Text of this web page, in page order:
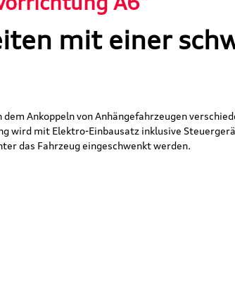
mit einer
Ankoppeln von Anhängefahrzeugen
mit Elektro-Einbausatz inklusive
das Fahrzeug eingeschwenkt werden.